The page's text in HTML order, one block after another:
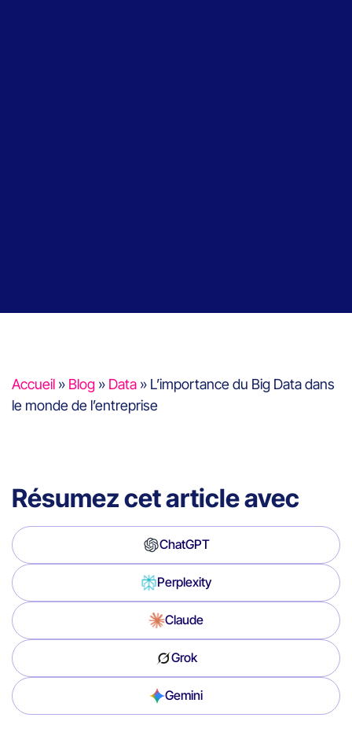
Accueil » Blog » Data » L’importance du Big Data dans
le monde de l’entreprise
Résumez cet article avec
ChatGPT
Perplexity
Claude
Grok
Gemini